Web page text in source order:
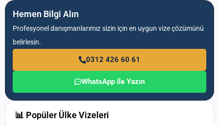
Hemen Bilgi Alın
Profesyonel danışmanlarımız sizin için en uygun vize çözümünü
belirlesin.
0312 426 60 61
WhatsApp ile Yazın
📊 Popüler Ülke Vizeleri